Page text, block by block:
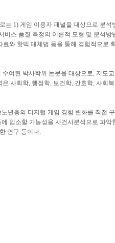
는 1) 게임 이용자 패널을 대상으로 분석
스 품질 측정의 이론적 모형 및 분석방
와 핫덱 대체법 등을 통해 경험적으로
여된 박사학위 논문을 대상으로, 지도
사회학, 행정학, 보건학, 간호학, 사회
년층의 디지털 게임 경험 변화를 직접
입소할 가능성을 사건사분석으로 파악
연구 등이다.